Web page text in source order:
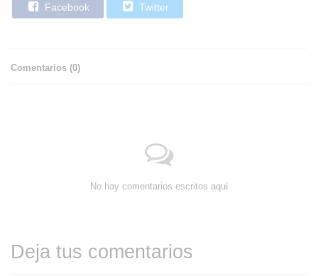
Facebook Twitter
Comentarios (0)
No hay comentarios escritos aquí
Deja tus comentarios